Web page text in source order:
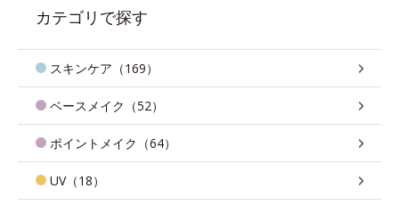
カテゴリで探す
スキンケア（169）
ベースメイク（52）
ポイントメイク（64）
UV（18）